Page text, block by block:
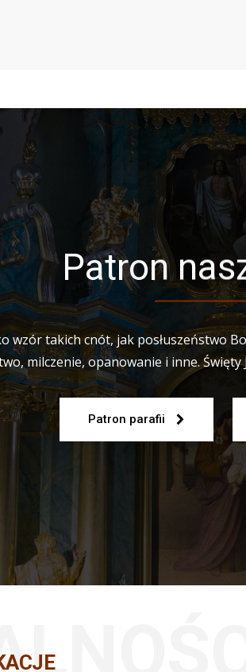
Patron
wzór takich cnót, jak posłuszeństwo
milczenie, opanowanie i inne.
Patron parafii